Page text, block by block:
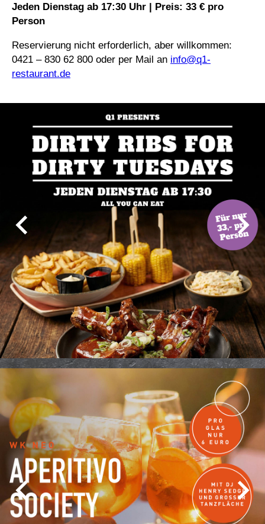
Jeden Dienstag ab 17:30 Uhr | Preis: 33 € pro
Person
Reservierung nicht erforderlich, aber willkommen:
0421 – 830 62 800 oder per Mail an info@q1-
restaurant.de